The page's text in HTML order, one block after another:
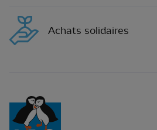
Achats solidaires